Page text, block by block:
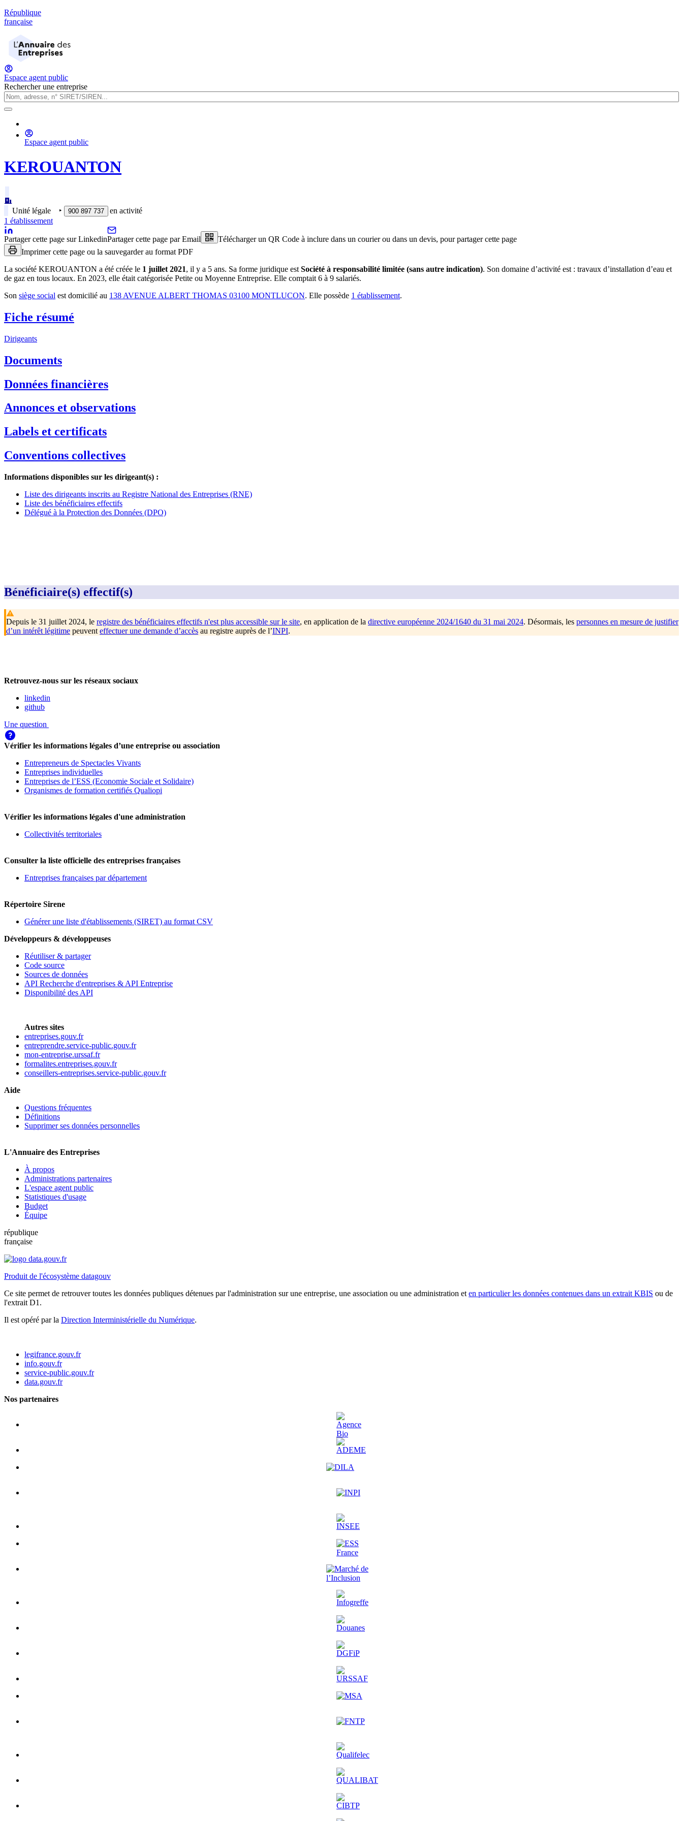
République
française
Espace agent public
Rechercher une entreprise
Espace agent public
KEROUANTON
Unité légale ‣ 900 897 737
en activité
1 établissement
Partager cette page sur LinkedinPartager cette page par Email
Télécharger un QR Code à inclure dans un courier ou dans un devis, pour partager cette page
Imprimer cette page ou la sauvegarder au format PDF
La société KEROUANTON a été créée le 1 juillet 2021, il y a 5 ans. Sa forme juridique est Société à responsabilité limitée (sans autre indication). Son domaine d’activité est : travaux d’installation d’eau et
de gaz en tous locaux. En 2023, elle était catégorisée Petite ou Moyenne Entreprise. Elle comptait 6 à 9 salariés.
Son siège social est domicilié au 138 AVENUE ALBERT THOMAS 03100 MONTLUCON. Elle possède 1 établissement.
Fiche résumé
Dirigeants
Documents
Données financières
Annonces et observations
Labels et certificats
Conventions collectives
Informations disponibles sur les dirigeant(s) :
Liste des dirigeants inscrits au Registre National des Entreprises (RNE)
Liste des bénéficiaires effectifs
Délégué à la Protection des Données (DPO)
Bénéficiaire(s) effectif(s)
Depuis le 31 juillet 2024, le registre des bénéficiaires effectifs n'est plus accessible sur le site, en application de la directive européenne 2024/1640 du 31 mai 2024. Désormais, les personnes en mesure de justifier
d’un intérêt légitime peuvent effectuer une demande d’accès au registre auprès de l’INPI.
Retrouvez-nous sur les réseaux sociaux
linkedin
github
Une question
Vérifier les informations légales d’une entreprise ou association
Entrepreneurs de Spectacles Vivants
Entreprises individuelles
Entreprises de l’ESS (Economie Sociale et Solidaire)
Organismes de formation certifiés Qualiopi
Vérifier les informations légales d'une administration
Collectivités territoriales
Consulter la liste officielle des entreprises françaises
Entreprises françaises par département
Répertoire Sirene
Générer une liste d'établissements (SIRET) au format CSV
Développeurs & développeuses
Réutiliser & partager
Code source
Sources de données
API Recherche d'entreprises & API Entreprise
Disponibilité des API
Autres sites
entreprises.gouv.fr
entreprendre.service-public.gouv.fr
mon-entreprise.urssaf.fr
formalites.entreprises.gouv.fr
conseillers-entreprises.service-public.gouv.fr
Aide
Questions fréquentes
Définitions
Supprimer ses données personnelles
L'Annuaire des Entreprises
À propos
Administrations partenaires
L'espace agent public
Statistiques d'usage
Budget
Équipe
république
française
Produit de l'écosystème datagouv
Ce site permet de retrouver toutes les données publiques détenues par l'administration sur une entreprise, une association ou une administration et en particulier les données contenues dans un extrait KBIS ou de
l'extrait D1.
Il est opéré par la Direction Interministérielle du Numérique.
legifrance.gouv.fr
info.gouv.fr
service-public.gouv.fr
data.gouv.fr
Nos partenaires